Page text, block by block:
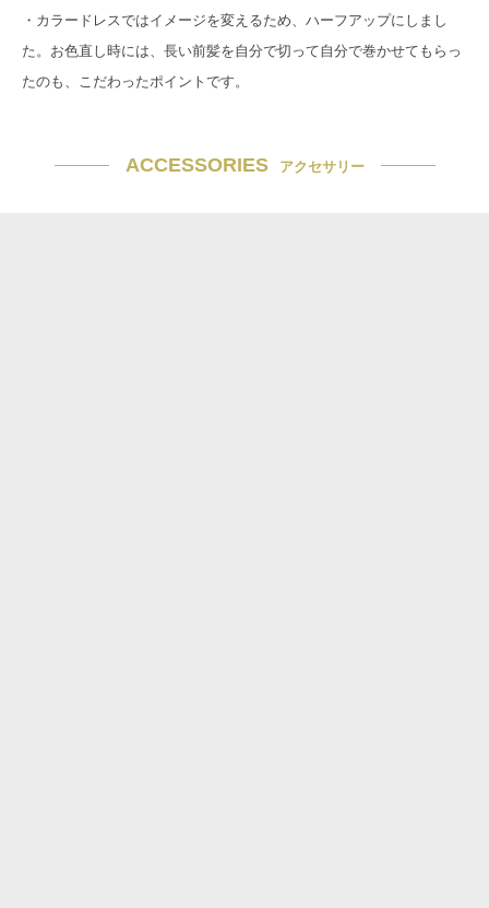
・カラードレスではイメージを変えるため、ハーフアップにしまし
た。お色直し時には、長い前髪を自分で切って自分で巻かせてもらっ
たのも、こだわったポイントです。
ACCESSORIES アクセサリー